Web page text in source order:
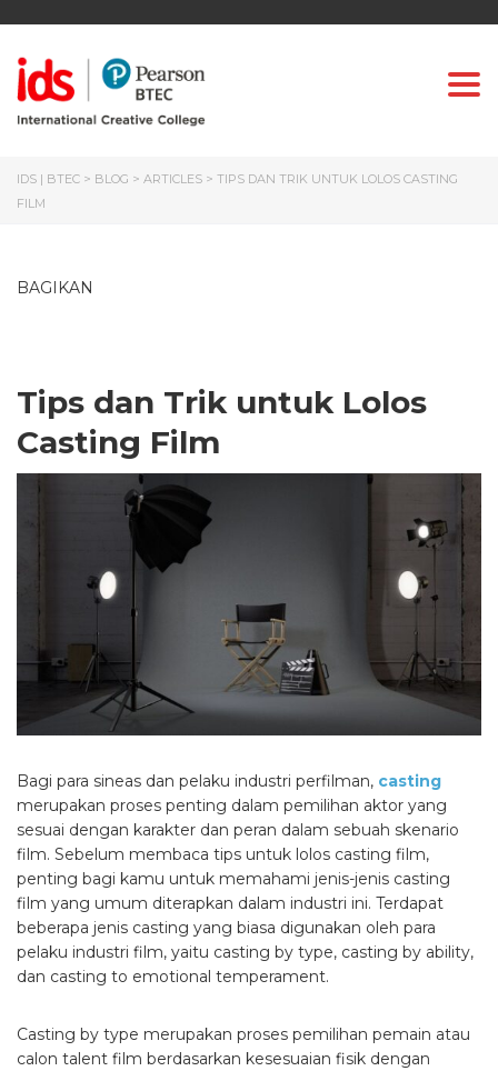
IDS | BTEC > BLOG > ARTICLES > TIPS DAN TRIK UNTUK LOLOS CASTING
FILM
BAGIKAN
Tips dan Trik untuk Lolos
Casting Film
Bagi para sineas dan pelaku industri perfilman, casting
merupakan proses penting dalam pemilihan aktor yang
sesuai dengan karakter dan peran dalam sebuah skenario
film. Sebelum membaca tips untuk lolos casting film,
penting bagi kamu untuk memahami jenis-jenis casting
film yang umum diterapkan dalam industri ini. Terdapat
beberapa jenis casting yang biasa digunakan oleh para
pelaku industri film, yaitu casting by type, casting by ability,
dan casting to emotional temperament.
Casting by type merupakan proses pemilihan pemain atau
calon talent film berdasarkan kesesuaian fisik dengan